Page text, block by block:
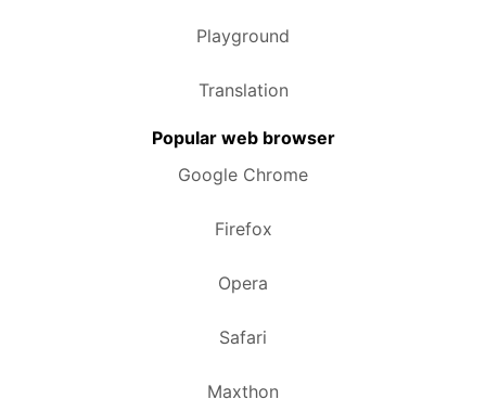
Playground
Translation
Popular web browser
Google Chrome
Firefox
Opera
Safari
Maxthon